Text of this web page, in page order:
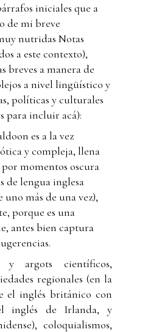
iniciales que a
de mi breve
nutridas Notas
a este contexto),
breves a manera de
a nivel lingüístico y
políticas y culturales
para incluir acá):
es a la vez
y compleja, llena
por momentos oscura
de lengua inglesa
uno más de una vez),
porque es una
antes bien captura
y argots científicos,
regionales (en la
el inglés británico con
inglés de Irlanda, y
coloquialismos,